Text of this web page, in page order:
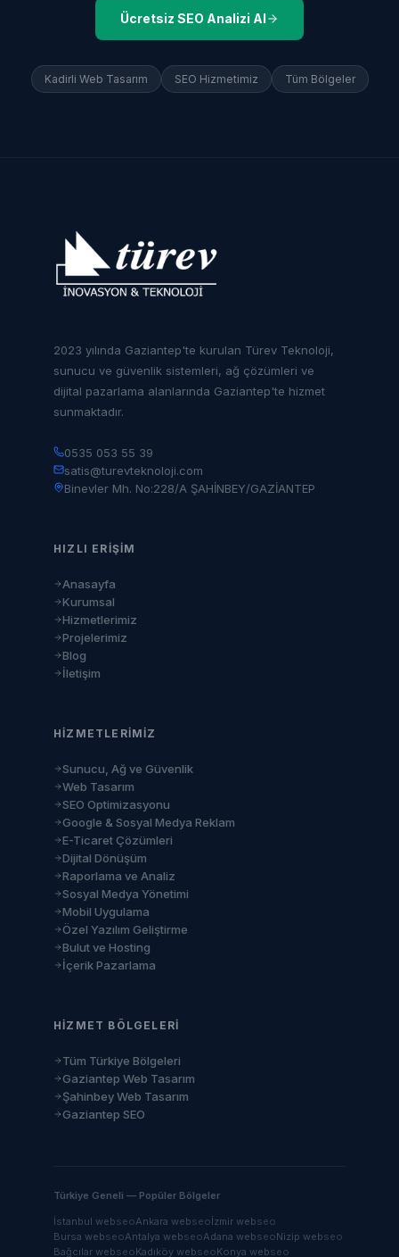
Ücretsiz SEO Analizi Al
Kadirli Web Tasarım SEO Hizmetimiz Tüm Bölgeler
2023 yılında Gaziantep'te kurulan Türev Teknoloji,
sunucu ve güvenlik sistemleri, ağ çözümleri ve
dijital pazarlama alanlarında Gaziantep'te hizmet
sunmaktadır.
0535 053 55 39
satis@turevteknoloji.com
Binevler Mh. No:228/A ŞAHİNBEY/GAZİANTEP
HIZLI ERIŞIM
Anasayfa
Kurumsal
Hizmetlerimiz
Projelerimiz
Blog
İletişim
HIZMETLERIMIZ
Sunucu, Ağ ve Güvenlik
Web Tasarım
SEO Optimizasyonu
Google & Sosyal Medya Reklam
E-Ticaret Çözümleri
Dijital Dönüşüm
Raporlama ve Analiz
Sosyal Medya Yönetimi
Mobil Uygulama
Özel Yazılım Geliştirme
Bulut ve Hosting
İçerik Pazarlama
HIZMET BÖLGELERI
Tüm Türkiye Bölgeleri
Gaziantep Web Tasarım
Şahinbey Web Tasarım
Gaziantep SEO
Türkiye Geneli — Popüler Bölgeler
İstanbul webseoAnkara webseoİzmir webseo
Bursa webseoAntalya webseoAdana webseoNizip webseo
Bağcılar webseoKadıköy webseoKonya webseo